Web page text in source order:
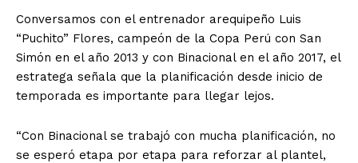
Conversamos con el entrenador arequipeño Luis
“Puchito” Flores, campeón de la Copa Perú con San
Simón en el año 2013 y con Binacional en el año 2017, el
estratega señala que la planificación desde inicio de
temporada es importante para llegar lejos.
“Con Binacional se trabajó con mucha planificación, no
se esperó etapa por etapa para reforzar al plantel,